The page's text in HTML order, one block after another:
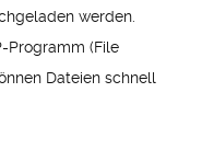
werden.
Programm (File
Dateien schnell